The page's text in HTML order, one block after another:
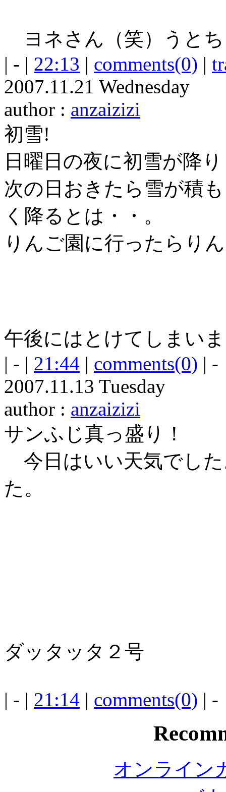
ヨネさん（笑）うと
| - | 22:13 | comments(0) |
2007.11.21 Wednesday
author : anzaizizi
初雪!
日曜日の夜に初雪が降
次の日おきたら雪が積
く降るとは・・。
りんご園に行ったらり
午後にはとけてしまい
| - | 21:44 | comments(0) | -
2007.11.13 Tuesday
author : anzaizizi
サンふじ真っ盛り！
今日はいい天気でし
た。
ダッタッタ２号
| - | 21:14 | comments(0) | -
オンライン